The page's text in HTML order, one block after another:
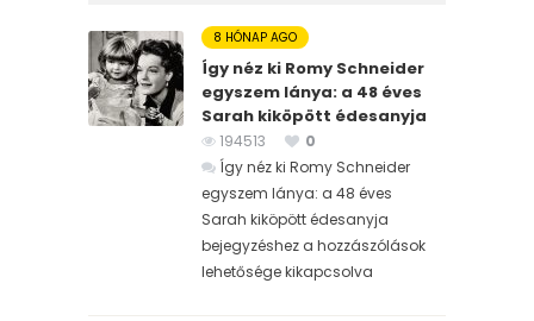
8 HÓNAP AGO
Így néz ki Romy Schneider
egyszem lánya: a 48 éves
Sarah kiköpött édesanyja
194513
0
Így néz ki Romy Schneider
egyszem lánya: a 48 éves
Sarah kiköpött édesanyja
bejegyzéshez a hozzászólások
lehetősége kikapcsolva